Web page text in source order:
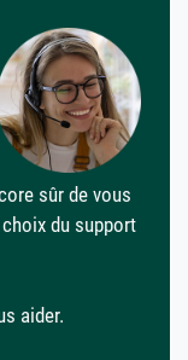
sûr de vous
du support
aider.